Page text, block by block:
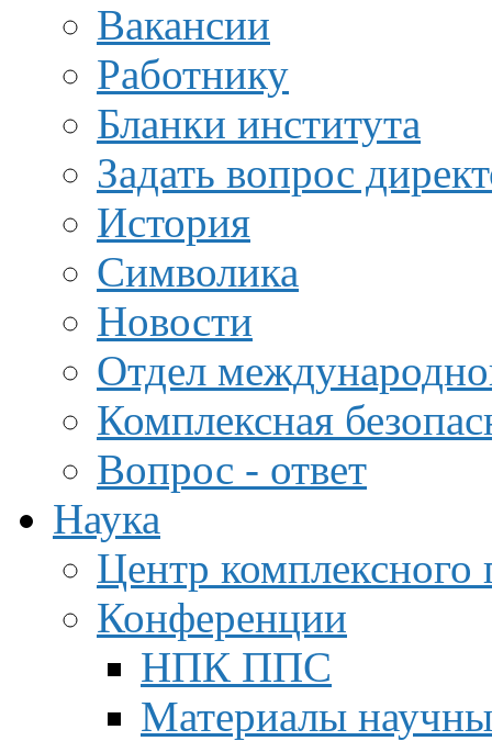
Вакансии
Работнику
Бланки института
Задать вопрос
История
Символика
Новости
Отдел
Комплексная
Вопрос - ответ
Наука
Центр
Конференции
НПК ППС
Материалы